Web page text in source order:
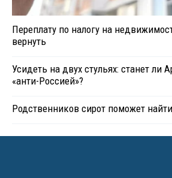
Переплату по налогу на
вернуть
Усидеть на двух стульях: станет ли
«анти-Россией»?
Родственников сирот поможет